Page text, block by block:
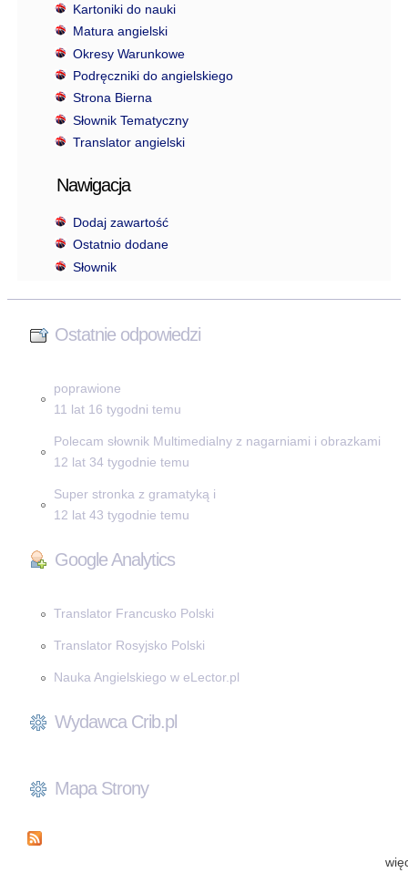
Kartoniki do nauki
Matura angielski
Okresy Warunkowe
Podręczniki do angielskiego
Strona Bierna
Słownik Tematyczny
Translator angielski
Nawigacja
Dodaj zawartość
Ostatnio dodane
Słownik
Ostatnie odpowiedzi
poprawione
11 lat 16 tygodni temu
Polecam słownik Multimedialny z nagarniami i obrazkami
12 lat 34 tygodnie temu
Super stronka z gramatyką i
12 lat 43 tygodnie temu
Google Analytics
Translator Francusko Polski
Translator Rosyjsko Polski
Nauka Angielskiego w eLector.pl
Wydawca Crib.pl
Mapa Strony